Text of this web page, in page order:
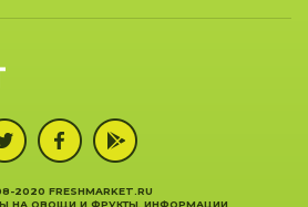
2020 FRESHMARKET.RU
НА ОВОЩИ И ФРУКТЫ, ИНФОРМАЦИИ